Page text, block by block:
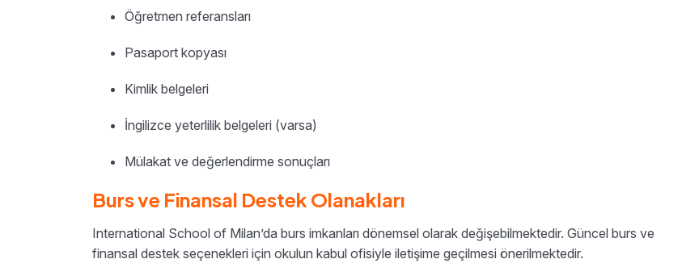
Öğretmen referansları
Pasaport kopyası
Kimlik belgeleri
İngilizce yeterlilik belgeleri (varsa)
Mülakat ve değerlendirme sonuçları
Burs ve Finansal Destek Olanakları
International School of Milan’da burs imkanları dönemsel olarak değişebilmektedir. Güncel burs ve
finansal destek seçenekleri için okulun kabul ofisiyle iletişime geçilmesi önerilmektedir.